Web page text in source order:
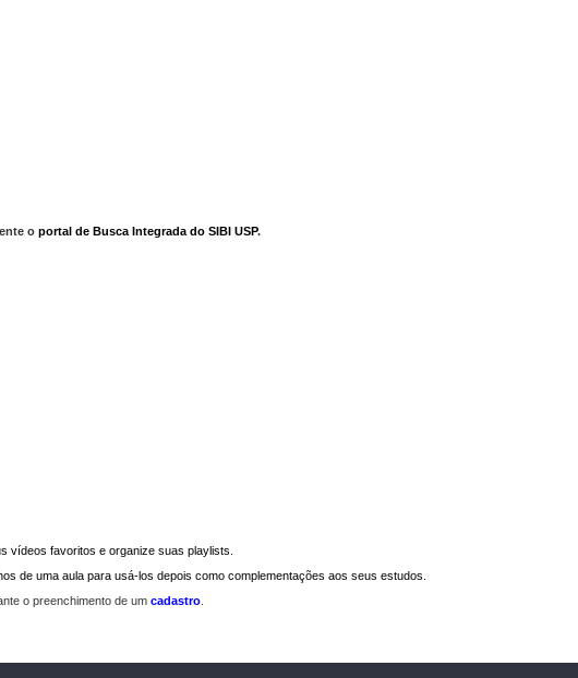
o portal de Busca Integrada do SIBI USP.
vídeos favoritos e organize suas playlists.
de uma aula para usá-los depois como complementações aos seus estudos.
o preenchimento de um cadastro